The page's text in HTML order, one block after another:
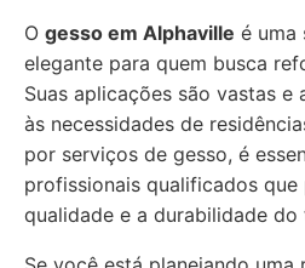
O gesso em Alphaville é uma
elegante para quem busca
Suas aplicações são vastas e
às necessidades de
por serviços de gesso, é
profissionais qualificados que
qualidade e a durabilidade do